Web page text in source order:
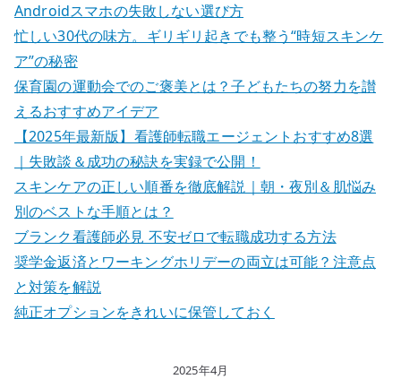
Androidスマホの失敗しない選び方
忙しい30代の味方。ギリギリ起きでも整う“時短スキンケ
ア”の秘密
保育園の運動会でのご褒美とは？子どもたちの努力を讃
えるおすすめアイデア
【2025年最新版】看護師転職エージェントおすすめ8選
｜失敗談＆成功の秘訣を実録で公開！
スキンケアの正しい順番を徹底解説｜朝・夜別＆肌悩み
別のベストな手順とは？
ブランク看護師必見 不安ゼロで転職成功する方法
奨学金返済とワーキングホリデーの両立は可能？注意点
と対策を解説
純正オプションをきれいに保管しておく
2025年4月